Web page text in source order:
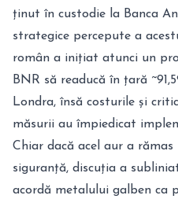
ținut în custodie la Banca
strategice percepute a
român a inițiat atunci un
BNR să readucă în țară
Londra, însă costurile și
măsurii au împiedicat
Chiar dacă acel aur a
siguranță, discuția a
acordă metalului galben ca